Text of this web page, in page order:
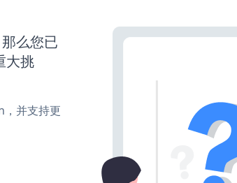
么您已
大挑
并支持更